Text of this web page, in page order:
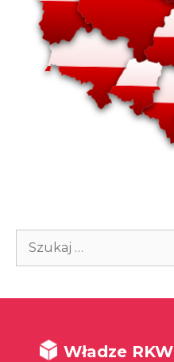
Szukaj:
Władze RKW